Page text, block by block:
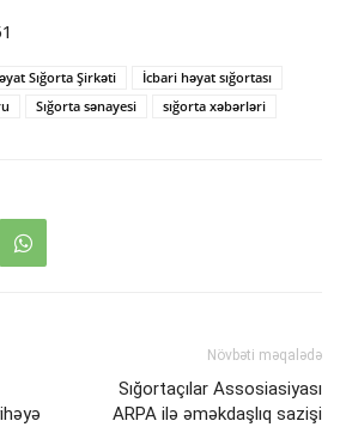
Sığorta Şirkəti
İcbari həyat sığortası
Sığorta sənayesi sığorta xəbərləri
Növbəti məqalədə
Sığortaçılar Assosiasiyası
ARPA ilə əməkdaşlıq sazişi